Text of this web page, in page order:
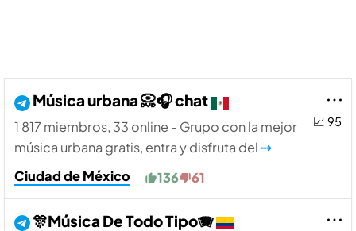
📈 95
Música urbana 📀🎧 chat
1 817 miembros, 33 online - Grupo con la mejor
música urbana gratis, entra y disfruta del ⇢
Ciudad de México
136 61
🎊Música De Todo Tipo🪗